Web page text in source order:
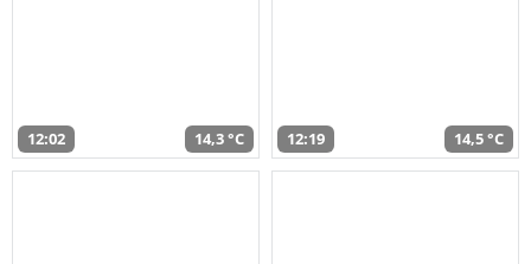
12:02 14,3 °C 12:19 14,5 °C